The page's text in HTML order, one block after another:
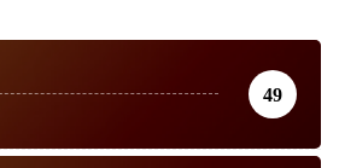
49